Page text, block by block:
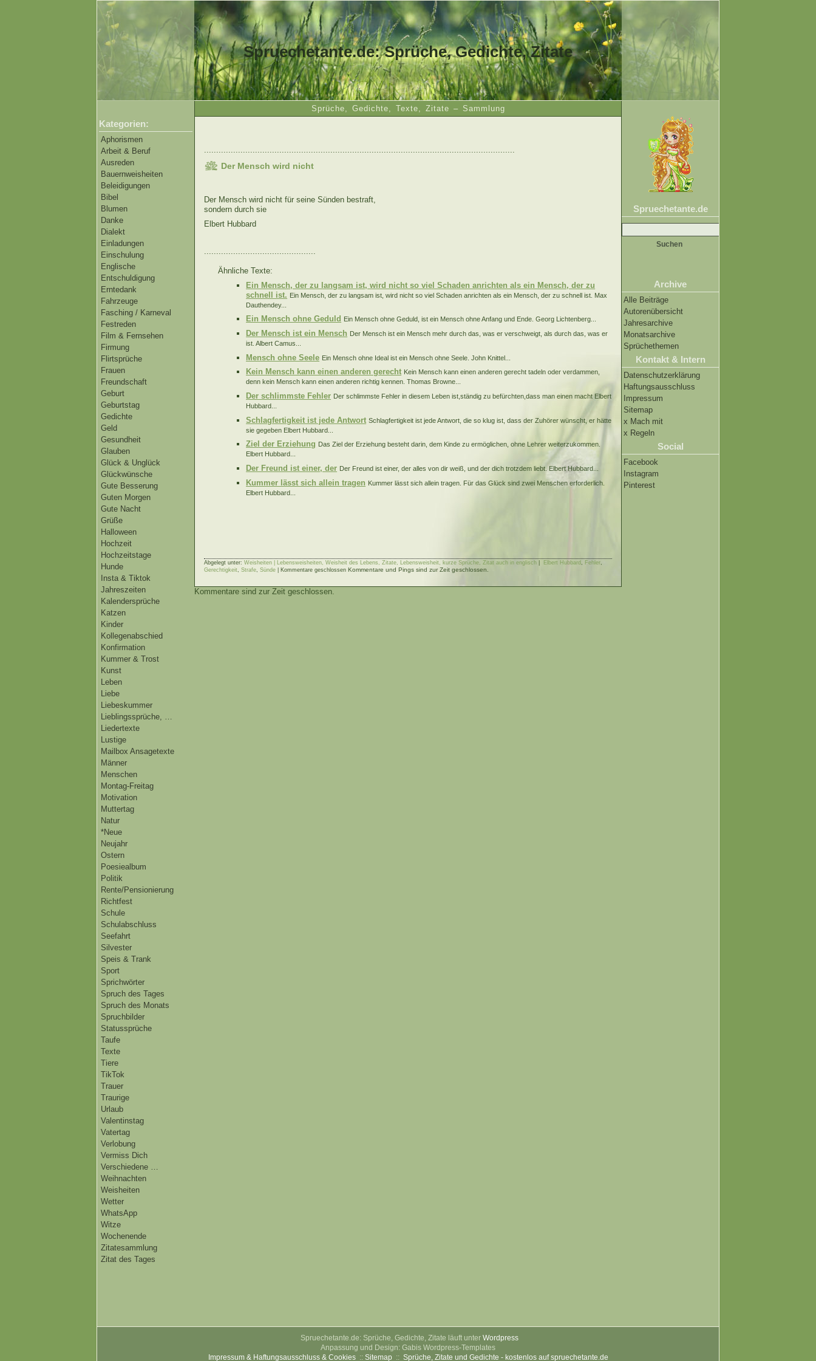
Spruechetante.de: Sprüche, Gedichte, Zitate
Sprüche, Gedichte, Texte, Zitate – Sammlung
Kategorien:
Aphorismen
Arbeit & Beruf
Ausreden
Bauernweisheiten
Beleidigungen
Bibel
Blumen
Danke
Dialekt
Einladungen
Einschulung
Englische
Entschuldigung
Erntedank
Fahrzeuge
Fasching / Karneval
Festreden
Film & Fernsehen
Firmung
Flirtsprüche
Frauen
Freundschaft
Geburt
Geburtstag
Gedichte
Geld
Gesundheit
Glauben
Glück & Unglück
Glückwünsche
Gute Besserung
Guten Morgen
Gute Nacht
Grüße
Halloween
Hochzeit
Hochzeitstage
Hunde
Insta & Tiktok
Jahreszeiten
Kalendersprüche
Katzen
Kinder
Kollegenabschied
Konfirmation
Kummer & Trost
Kunst
Leben
Liebe
Liebeskummer
Lieblingssprüche, …
Liedertexte
Lustige
Mailbox Ansagetexte
Männer
Menschen
Montag-Freitag
Motivation
Muttertag
Natur
*Neue
Neujahr
Ostern
Poesiealbum
Politik
Rente/Pensionierung
Richtfest
Schule
Schulabschluss
Seefahrt
Silvester
Speis & Trank
Sport
Sprichwörter
Spruch des Tages
Spruch des Monats
Spruchbilder
Statussprüche
Taufe
Texte
Tiere
TikTok
Trauer
Traurige
Urlaub
Valentinstag
Vatertag
Verlobung
Vermiss Dich
Verschiedene …
Weihnachten
Weisheiten
Wetter
WhatsApp
Witze
Wochenende
Zitatesammlung
Zitat des Tages
Spruechetante.de
Suche
nach:
Archive
Alle Beiträge
Autorenübersicht
Jahresarchive
Monatsarchive
Sprüchethemen
Kontakt & Intern
Datenschutzerklärung
Haftungsausschluss
Impressum
Sitemap
x Mach mit
x Regeln
Social
Facebook
Instagram
Pinterest
................................................................................................................................
Der Mensch wird nicht
Der Mensch wird nicht für seine Sünden bestraft,
sondern durch sie
Elbert Hubbard
Ähnliche Texte:
Ein Mensch, der zu langsam ist, wird nicht so viel Schaden anrichten als ein Mensch, der zu
schnell ist. Ein Mensch, der zu langsam ist, wird nicht so viel Schaden anrichten als ein Mensch, der zu schnell ist. Max
Dauthendey...
Ein Mensch ohne Geduld Ein Mensch ohne Geduld, ist ein Mensch ohne Anfang und Ende. Georg Lichtenberg...
Der Mensch ist ein Mensch Der Mensch ist ein Mensch mehr durch das, was er verschweigt, als durch das, was er
ist. Albert Camus...
Mensch ohne Seele Ein Mensch ohne Ideal ist ein Mensch ohne Seele. John Knittel...
Kein Mensch kann einen anderen gerecht Kein Mensch kann einen anderen gerecht tadeln oder verdammen,
denn kein Mensch kann einen anderen richtig kennen. Thomas Browne...
Der schlimmste Fehler Der schlimmste Fehler in diesem Leben ist,ständig zu befürchten,dass man einen macht Elbert
Hubbard...
Schlagfertigkeit ist jede Antwort Schlagfertigkeit ist jede Antwort, die so klug ist, dass der Zuhörer wünscht, er hätte
sie gegeben Elbert Hubbard...
Ziel der Erziehung Das Ziel der Erziehung besteht darin, dem Kinde zu ermöglichen, ohne Lehrer weiterzukommen.
Elbert Hubbard...
Der Freund ist einer, der Der Freund ist einer, der alles von dir weiß, und der dich trotzdem liebt. Elbert Hubbard...
Kummer lässt sich allein tragen Kummer lässt sich allein tragen. Für das Glück sind zwei Menschen erforderlich.
Elbert Hubbard...
Abgelegt unter: Weisheiten | Lebensweisheiten, Weisheit des Lebens, Zitate, Lebensweisheit, kurze Sprüche, Zitat auch in englisch Elbert Hubbard , Fehler,
Gerechtigkeit, Strafe, Sünde Kommentare geschlossen Kommentare und Pings sind zur Zeit geschlossen.
Kommentare sind zur Zeit geschlossen.
Spruechetante.de: Sprüche, Gedichte, Zitate läuft unter Wordpress
Anpassung und Design: Gabis Wordpress-Templates
Impressum & Haftungsausschluss & Cookies:: Sitemap :: Sprüche, Zitate und Gedichte - kostenlos auf spruechetante.de